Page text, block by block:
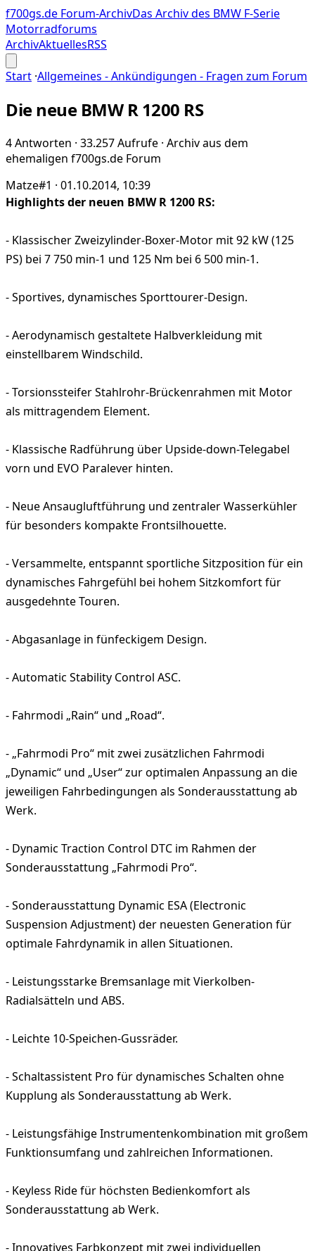
f700gs.de Forum-ArchivDas Archiv des BMW F-Serie
Motorradforums
ArchivAktuellesRSS
Start ·Allgemeines - Ankündigungen - Fragen zum Forum
Die neue BMW R 1200 RS
4 Antworten · 33.257 Aufrufe · Archiv aus dem
ehemaligen f700gs.de Forum
Matze#1 · 01.10.2014, 10:39
Highlights der neuen BMW R 1200 RS:
- Klassischer Zweizylinder-Boxer-Motor mit 92 kW (125
PS) bei 7 750 min‑1 und 125 Nm bei 6 500 min‑1.
- Sportives, dynamisches Sporttourer-Design.
- Aerodynamisch gestaltete Halbverkleidung mit
einstellbarem Windschild.
- Torsionssteifer Stahlrohr-Brückenrahmen mit Motor
als mittragendem Element.
- Klassische Radführung über Upside-down-Telegabel
vorn und EVO Paralever hinten.
- Neue Ansaugluftführung und zentraler Wasserkühler
für besonders kompakte Frontsilhouette.
- Versammelte, entspannt sportliche Sitzposition für ein
dynamisches Fahrgefühl bei hohem Sitzkomfort für
ausgedehnte Touren.
- Abgasanlage in fünfeckigem Design.
- Automatic Stability Control ASC.
- Fahrmodi „Rain“ und „Road“.
- „Fahrmodi Pro“ mit zwei zusätzlichen Fahrmodi
„Dynamic“ und „User“ zur optimalen Anpassung an die
jeweiligen Fahrbedingungen als Sonderausstattung ab
Werk.
- Dynamic Traction Control DTC im Rahmen der
Sonderausstattung „Fahrmodi Pro“.
- Sonderausstattung Dynamic ESA (Electronic
Suspension Adjustment) der neuesten Generation für
optimale Fahrdynamik in allen Situationen.
- Leistungsstarke Bremsanlage mit Vierkolben-
Radialsätteln und ABS.
- Leichte 10-Speichen-Gussräder.
- Schaltassistent Pro für dynamisches Schalten ohne
Kupplung als Sonderausstattung ab Werk.
- Leistungsfähige Instrumentenkombination mit großem
Funktionsumfang und zahlreichen Informationen.
- Keyless Ride für höchsten Bedienkomfort als
Sonderausstattung ab Werk.
- Innovatives Farbkonzept mit zwei individuellen